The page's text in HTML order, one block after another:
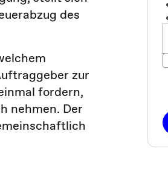
des
zur
fordern,
nehmen. Der